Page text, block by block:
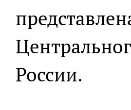
России.